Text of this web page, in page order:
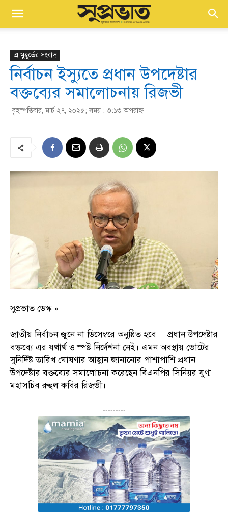
এ মুহূর্তের সংবাদ
নির্বাচন ইস্যুতে প্রধান উপদেষ্টার
বক্তব্যের সমালোচনায় রিজভী
বৃহস্পতিবার, মার্চ ২৭, ২০২৫; সময় : ৩:১৩ অপরাহ্ণ
সুপ্রভাত ডেস্ক »
জাতীয় নির্বাচন জুনে না ডিসেম্বরে অনুষ্ঠিত হবে— প্রধান উপদেষ্টার
বক্তব্যে এর যথার্থ ও স্পষ্ট নির্দেশনা নেই। এমন অবস্থায় ভোটের
সুনির্দিষ্ট তারিখ ঘোষণার আহ্বান জানানোর পাশাপাশি প্রধান
উপদেষ্টার বক্তব্যের সমালোচনা করেছেন বিএনপির সিনিয়র যুগ্ম
মহাসচিব রুহুল কবির রিজভী।
---------